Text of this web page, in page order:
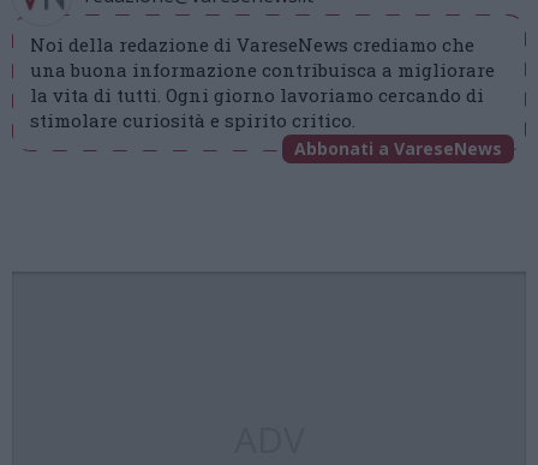
Noi della redazione di VareseNews crediamo che
una buona informazione contribuisca a migliorare
la vita di tutti. Ogni giorno lavoriamo cercando di
stimolare curiosità e spirito critico.
Abbonati a VareseNews